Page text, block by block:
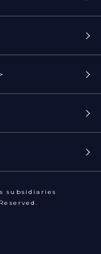
subsidiaries